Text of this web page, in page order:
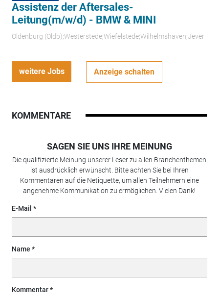
Assistenz der Aftersales-
Leitung(m/w/d) - BMW & MINI
Oldenburg (Oldb);Westerstede;Wiefelstede;Wilhelmshaven;Jever
weitere Jobs Anzeige schalten
KOMMENTARE
SAGEN SIE UNS IHRE MEINUNG
Die qualifizierte Meinung unserer Leser zu allen Branchenthemen
ist ausdrücklich erwünscht. Bitte achten Sie bei Ihren
Kommentaren auf die Netiquette, um allen Teilnehmern eine
angenehme Kommunikation zu ermöglichen. Vielen Dank!
E-Mail
Name
Kommentar